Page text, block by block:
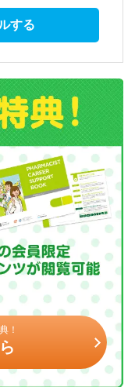
する
！